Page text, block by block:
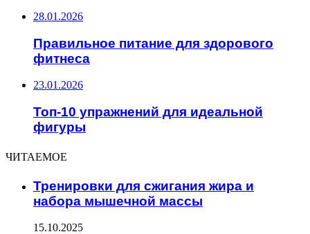
28.01.2026
Правильное питание для здорового
фитнеса
23.01.2026
Топ-10 упражнений для идеальной
фигуры
ЧИТАЕМОЕ
Тренировки для сжигания жира и
набора мышечной массы
15.10.2025